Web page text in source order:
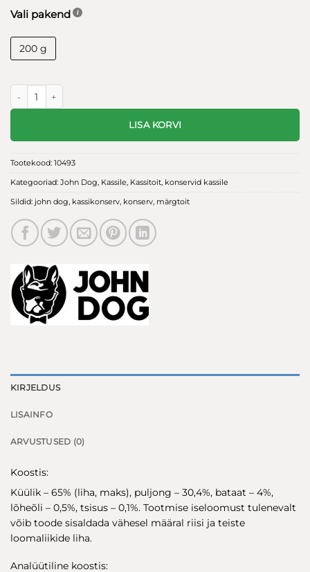
Vali pakend
200 g
LISA KORVI
Tootekood: 10493
Kategooriad: John Dog, Kassile, Kassitoit, konservid kassile
Sildid: john dog, kassikonserv, konserv, märgtoit
KIRJELDUS
LISAINFO
ARVUSTUSED (0)
Koostis:
Küülik – 65% (liha, maks), puljong – 30,4%, bataat – 4%,
lõheõli – 0,5%, tsisus – 0,1%. Tootmise iseloomust tulenevalt
võib toode sisaldada vähesel määral riisi ja teiste
loomaliikide liha.
Analüütiline koostis: